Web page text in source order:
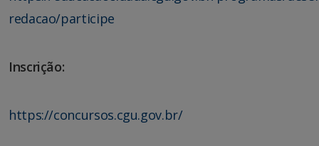
redacao/participe
Inscrição:
https://concursos.cgu.gov.br/